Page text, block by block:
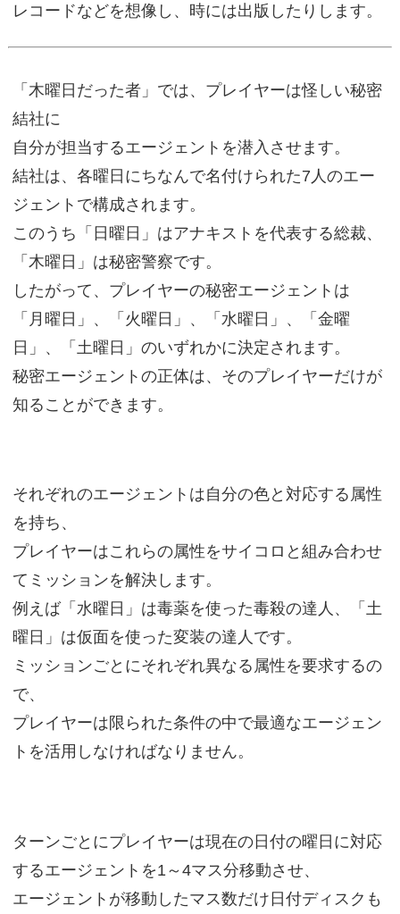
レコードなどを想像し、時には出版したりします。
「木曜日だった者」では、プレイヤーは怪しい秘密
結社に
自分が担当するエージェントを潜入させます。
結社は、各曜日にちなんで名付けられた7人のエー
ジェントで構成されます。
このうち「日曜日」はアナキストを代表する総裁、
「木曜日」は秘密警察です。
したがって、プレイヤーの秘密エージェントは
「月曜日」、「火曜日」、「水曜日」、「金曜
日」、「土曜日」のいずれかに決定されます。
秘密エージェントの正体は、そのプレイヤーだけが
知ることができます。
それぞれのエージェントは自分の色と対応する属性
を持ち、
プレイヤーはこれらの属性をサイコロと組み合わせ
てミッションを解決します。
例えば「水曜日」は毒薬を使った毒殺の達人、「土
曜日」は仮面を使った変装の達人です。
ミッションごとにそれぞれ異なる属性を要求するの
で、
プレイヤーは限られた条件の中で最適なエージェン
トを活用しなければなりません。
ターンごとにプレイヤーは現在の日付の曜日に対応
するエージェントを1～4マス分移動させ、
エージェントが移動したマス数だけ日付ディスクも